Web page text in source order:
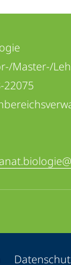
Master-/
22075